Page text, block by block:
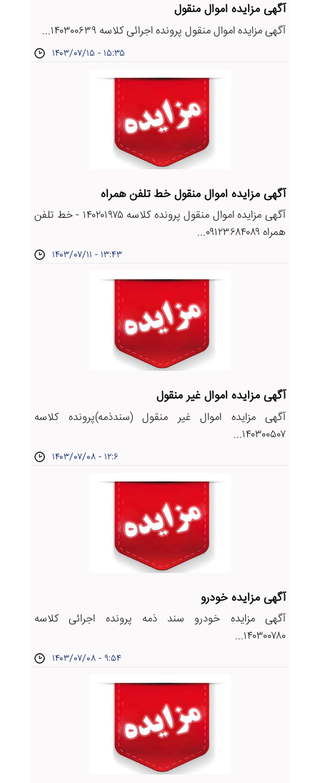
آگهی مزایده اموال منقول
آگهی مزایده اموال منقول پرونده اجرائی کلاسه ۱۴۰۳۰۰۶۳۹...
۱۴۰۳/۰۷/۱۵ - ۱۵:۳۵
آگهی مزایده اموال منقول خط تلفن همراه
آگهی مزایده اموال منقول پرونده کلاسه ۱۴۰۲۰۱۹۷۵ - خط تلفن
همراه ۰۹۱۲۳۶۸۴۰۸۹...
۱۴۰۳/۰۷/۱۱ - ۱۳:۴۳
آگهی مزایده اموال غیر منقول
آگهی مزایده اموال غیر منقول (سندذمه)پرونده کلاسه
۱۴۰۳۰۰۵۰۷...
۱۴۰۳/۰۷/۰۸ - ۱۲:۶
آگهی مزایده خودرو
آگهی مزایده خودرو سند ذمه پرونده اجرائی کلاسه
۱۴۰۳۰۰۷۸۰...
۱۴۰۳/۰۷/۰۸ - ۹:۵۴